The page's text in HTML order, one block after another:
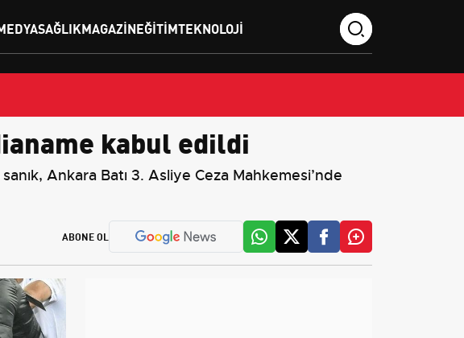
SAĞLIKMAGAZINEĞITIMTEKNOLOJI
kabul edildi
Ankara Batı 3. Asliye Ceza Mahkemesi’nde
ABONE OL